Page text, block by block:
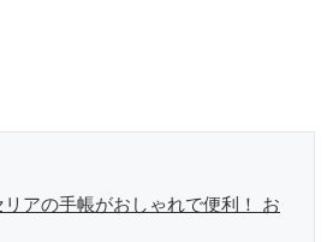
アの手帳がおしゃれで便利！ お